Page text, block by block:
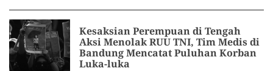
Kesaksian Perempuan di Tengah
Aksi Menolak RUU TNI, Tim Medis di
Bandung Mencatat Puluhan Korban
Luka-luka